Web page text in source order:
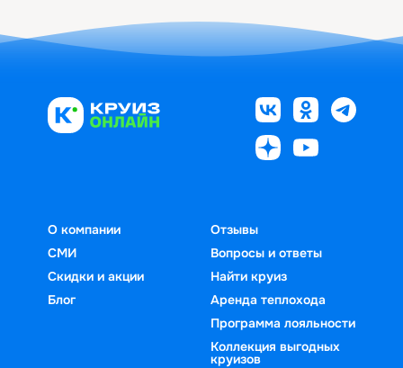
О компании
СМИ
Скидки и акции
Блог
Отзывы
Вопросы и ответы
Найти круиз
Аренда теплохода
Программа лояльности
Коллекция выгодных
круизов